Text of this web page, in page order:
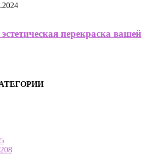
перекраска вашей
208